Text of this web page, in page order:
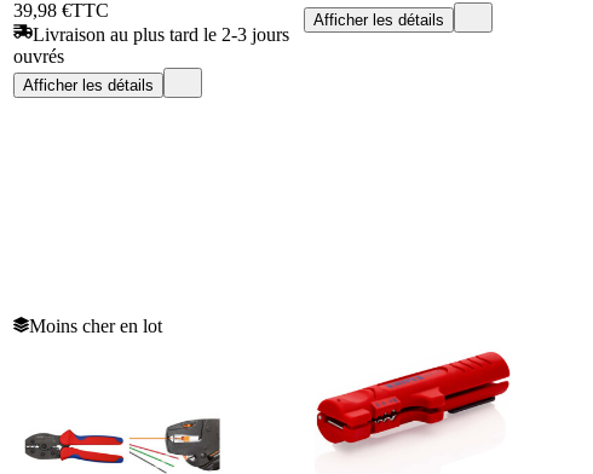
39,98 €TTC
Livraison au plus tard le 2-3 jours
ouvrés
Afficher les détails
Afficher les détails
Moins cher en lot